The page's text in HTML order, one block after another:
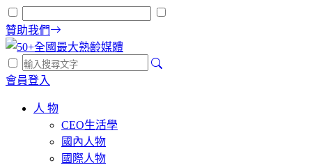
贊助我們
會員登入
人 物
CEO生活學
國內人物
國際人物